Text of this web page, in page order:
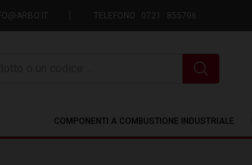
TELEFONO 0721 855706
COMPONENTI A COMBUSTIONE INDUSTRIALE